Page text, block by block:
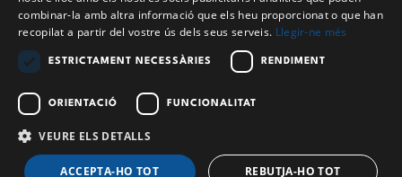
Les meves comandes
Favorits
Tots els drets reservats a Ofijet © 2025
Termes i Condicions Política de privacitat Política de cookies
Filtre
combinar-la amb altra informació que els heu proporcionat o que han
recopilat a partir del vostre ús dels seus serveis. Llegir-ne més
ESTRICTAMENT NECESSÀRIES RENDIMENT
ORIENTACIÓ FUNCIONALITAT
VEURE ELS DETALLS
ACCEPTA-HO TOT REBUTJA-HO TOT